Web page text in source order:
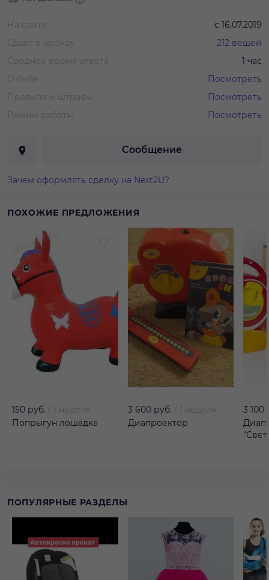
На сайте с 16.07.2019
Сдает в аренду
212 вещей
Среднее время ответа
1 час
О себе
Посмотреть
Правила и штрафы
Посмотреть
Режим работы
Посмотреть
Сообщение
Зачем оформлять сделку на Next2U?
ПОХОЖИЕ ПРЕДЛОЖЕНИЯ
150 руб.
1 неделя
Попрыгун лошадка
3 600 руб.
1 неделя
Диапроектор
3 100
ПОПУЛЯРНЫЕ РАЗДЕЛЫ